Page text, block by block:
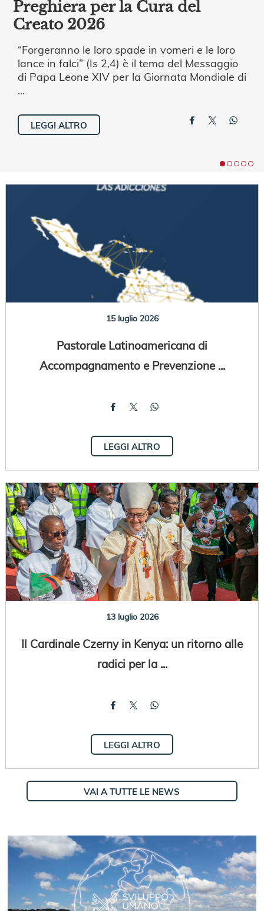
Preghiera per la Cura del
Creato 2026
“Forgeranno le loro spade in vomeri e le loro
lance in falci” (Is 2,4) è il tema del Messaggio
di Papa Leone XIV per la Giornata Mondiale di
...
LEGGI ALTRO
15 luglio 2026
Pastorale Latinoamericana di
Accompagnamento e Prevenzione ...
LEGGI ALTRO
13 luglio 2026
Il Cardinale Czerny in Kenya: un ritorno alle
radici per la ...
LEGGI ALTRO
VAI A TUTTE LE NEWS